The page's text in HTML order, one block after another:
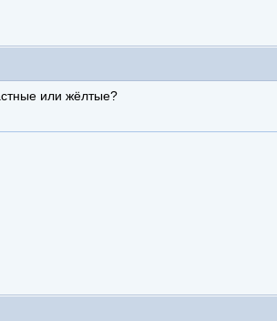
или жёлтые?